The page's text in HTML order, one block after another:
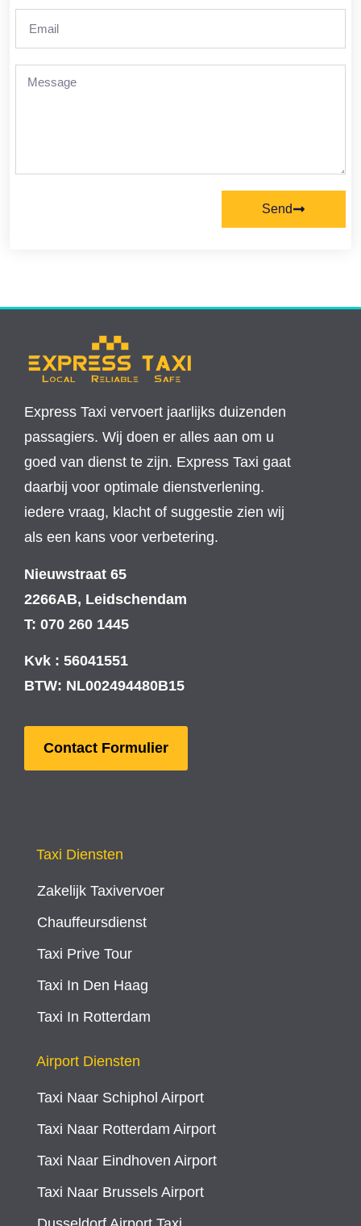
Send
Express Taxi vervoert jaarlijks duizenden
passagiers. Wij doen er alles aan om u
goed van dienst te zijn. Express Taxi gaat
daarbij voor optimale dienstverlening.
iedere vraag, klacht of suggestie zien wij
als een kans voor verbetering.
Nieuwstraat 65
2266AB, Leidschendam
T: 070 260 1445
Kvk : 56041551
BTW: NL002494480B15
Contact Formulier
Taxi Diensten
Zakelijk Taxivervoer
Chauffeursdienst
Taxi Prive Tour
Taxi In Den Haag
Taxi In Rotterdam
Airport Diensten
Taxi Naar Schiphol Airport
Taxi Naar Rotterdam Airport
Taxi Naar Eindhoven Airport
Taxi Naar Brussels Airport